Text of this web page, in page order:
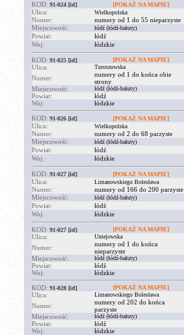
KOD: 91-024 [id] [POKAŻ NA MAPIE]
Ulica: Wielkopolska
Numer:
numery od 1 do 55 nieparzyste
Miejscowość:
łódź (łódź-bałuty)
Powiat:
łódź
Woj:
łódzkie
KOD: 91-025 [id] [POKAŻ NA MAPIE]
Ulica: Turoszowska
Numer:
numery od 1 do końca obie
strony
Miejscowość:
łódź (łódź-bałuty)
Powiat:
łódź
Woj:
łódzkie
KOD: 91-026 [id] [POKAŻ NA MAPIE]
Ulica: Wielkopolska
Numer:
numery od 2 do 68 parzyste
Miejscowość:
łódź (łódź-bałuty)
Powiat:
łódź
Woj:
łódzkie
KOD: 91-027 [id] [POKAŻ NA MAPIE]
Ulica: Limanowskiego Bolesława
Numer:
numery od 166 do 200 parzyste
Miejscowość:
łódź (łódź-bałuty)
Powiat:
łódź
Woj:
łódzkie
KOD: 91-027 [id] [POKAŻ NA MAPIE]
Ulica: Uniejowska
Numer:
numery od 1 do końca
nieparzyste
Miejscowość:
łódź (łódź-bałuty)
Powiat:
łódź
Woj:
łódzkie
KOD: 91-028 [id] [POKAŻ NA MAPIE]
Ulica: Limanowskiego Bolesława
Numer:
numery od 202 do końca
parzyste
Miejscowość:
łódź (łódź-bałuty)
Powiat:
łódź
Woj:
łódzkie